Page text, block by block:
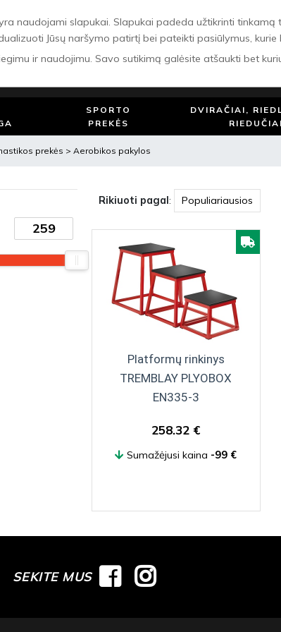
SPORTO
PREKĖS
DVIRAČIAI,
RIEDUČIAI
prekės > Aerobikos pakylos
Rikiuoti pagal:
Platformų rinkinys
TREMBLAY PLYOBOX
EN335-3
258.32 €
Sumažėjusi kaina -99 €
SEKITE MUS
naudojami slapukai. Slapukai padeda užtikrinti
Jūsų naršymo patirtį bei pateikti pasiūlymus,
ir naudojimu. Savo sutikimą galėsite atšaukti bet